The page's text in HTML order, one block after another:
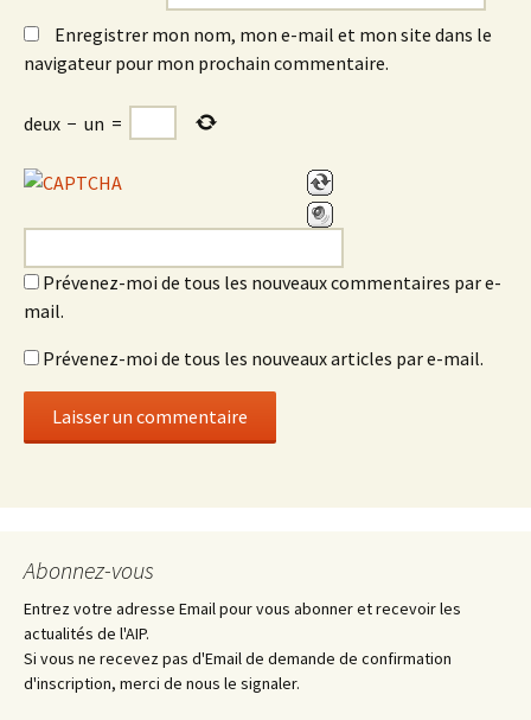
Enregistrer mon nom, mon e-mail et mon site dans le
navigateur pour mon prochain commentaire.
deux − un =
Prévenez-moi de tous les nouveaux commentaires par e-
mail.
Prévenez-moi de tous les nouveaux articles par e-mail.
Abonnez-vous
Entrez votre adresse Email pour vous abonner et recevoir les
actualités de l'AIP.
Si vous ne recevez pas d'Email de demande de confirmation
d'inscription, merci de nous le signaler.